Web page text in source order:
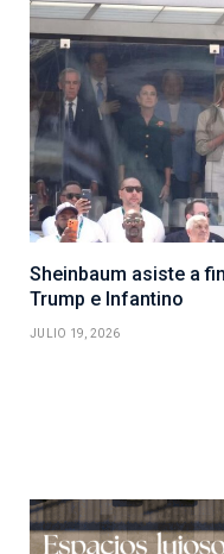
Sheinbaum asiste a
Trump e Infantino
JULIO 19, 2026